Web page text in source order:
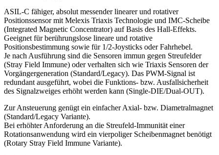
ASIL-C fähiger, absolut messender linearer und rotativer
Positionssensor mit Melexis Triaxis Technologie und IMC-Scheibe
(Integrated Magnetic Concentrator) auf Basis des Hall-Effekts.
Geeignet für berührungslose lineare und rotative
Positionsbestimmung sowie für 1/2-Joysticks oder Fahrhebel.
Je nach Ausführung sind die Sensoren immun gegen Streufelder
(Stray Field Immune) oder verhalten sich wie Triaxis Sensoren der
Vorgängergeneration (Standard/Legacy). Das PWM-Signal ist
redundant ausgeführt, wobei die Funktions- bzw. Ausfallsicherheit
des Signalzweiges erhöht werden kann (Single-DIE/Dual-OUT).
Zur Ansteuerung genügt ein einfacher Axial- bzw. Diametralmagnet
(Standard/Legacy Variante).
Bei erhöhter Anforderung an die Streufeld-Immunität einer
Rotationsanwendung wird ein vierpoliger Scheibenmagnet benötigt
(Rotary Stray Field Immune Variante).